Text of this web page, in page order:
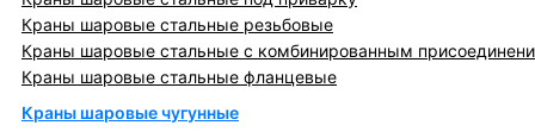
Краны шаровые стальные резьбовые
Краны шаровые стальные с комбинированным
Краны шаровые стальные фланцевые
Краны шаровые чугунные